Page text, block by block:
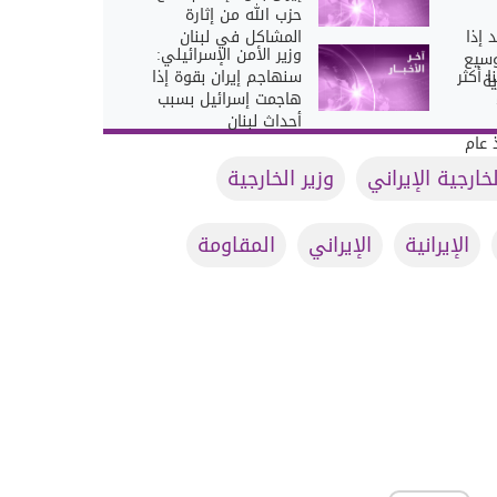
إذا
حزب الله من إثارة
المشاكل في لبنان
أكثر
عام
وزير الأمن الإسرائيلي:
سنهاجم إيران بقوة إذا
هاجمت إسرائيل بسبب
أحداث لبنان
الإيراني
وزير الخارجية
الإيرانية الإيراني المقاومة